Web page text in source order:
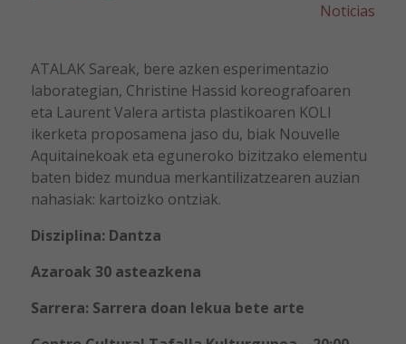
Noticias
ATALAK Sareak, bere azken esperimentazio
laborategian, Christine Hassid koreografoaren
eta Laurent Valera artista plastikoaren KOLI
ikerketa proposamena jaso du, biak Nouvelle
Aquitainekoak eta eguneroko bizitzako elementu
baten bidez mundua merkantilizatzearen auzian
nahasiak: kartoizko ontziak.
Disziplina: Dantza
Azaroak 30 asteazkena
Sarrera: Sarrera doan lekua bete arte